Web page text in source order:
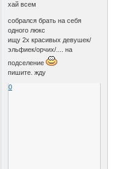
хай всем
собрался брать на себя
одного люкс
ищу 2х красивых девушек/
эльфиек/орчих/.... на
подселение
пишите. жду
0